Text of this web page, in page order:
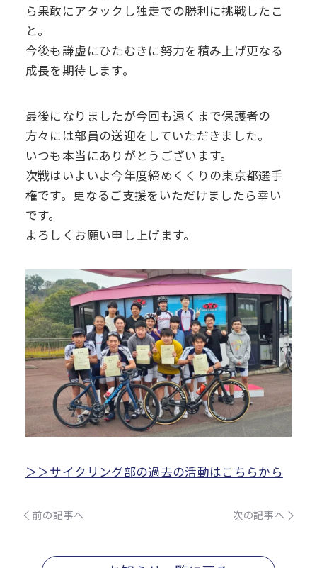
ら果敢にアタックし独走での勝利に挑戦したこ
と。
今後も謙虚にひたむきに努力を積み上げ更なる
成長を期待します。
最後になりましたが今回も遠くまで保護者の
方々には部員の送迎をしていただきました。
いつも本当にありがとうございます。
次戦はいよいよ今年度締めくくりの東京都選手
権です。更なるご支援をいただけましたら幸い
です。
よろしくお願い申し上げます。
＞＞サイクリング部の過去の活動はこちらから
前の記事へ 次の記事へ